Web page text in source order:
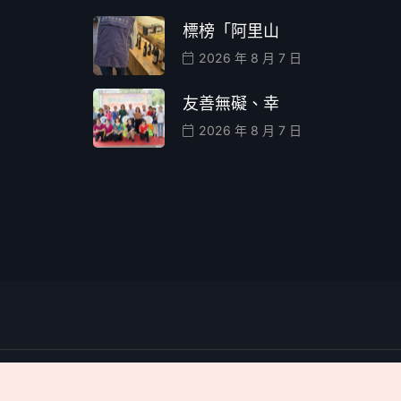
標榜「阿里山
2026 年 8 月 7 日
友善無礙、幸
2026 年 8 月 7 日